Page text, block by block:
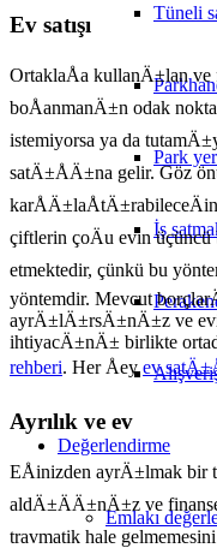
Tüneli
Park
İş
Değerlendirme
Emlakı
Ev satışı
OrtaklaÅa kullanÄ±lan
boÅanmanÄ±n odak
istemiyorsa ya da
satÄ±ÅÄ±na gelir. Göz
çiftlerin çoÄu evin
etmektedir, çünkü bu
yöntemdir. Mevcut
ayrÄ±lÄ±rsÄ±nÄ±z ve
ihtiyacÄ±nÄ± birlikte
rehberi. Her Åeyev
Ayrılık ve ev
EÅinizden ayrÄ±lmak bir
aldÄ±ÄÄ±nÄ±z ve
travmatik hale